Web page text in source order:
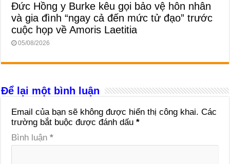
Đức Hồng y Burke kêu gọi bảo vệ hôn nhân
và gia đình “ngay cả đến mức tử đạo” trước
cuộc họp về Amoris Laetitia
05/08/2026
Để lại một bình luận
Email của bạn sẽ không được hiển thị công khai. Các
trường bắt buộc được đánh dấu*
Bình luận*